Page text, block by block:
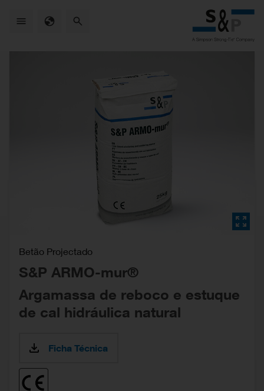
Betão Projectado
S&P ARMO-mur®
Argamassa de reboco e estuque
de cal hidráulica natural
Ficha Técnica